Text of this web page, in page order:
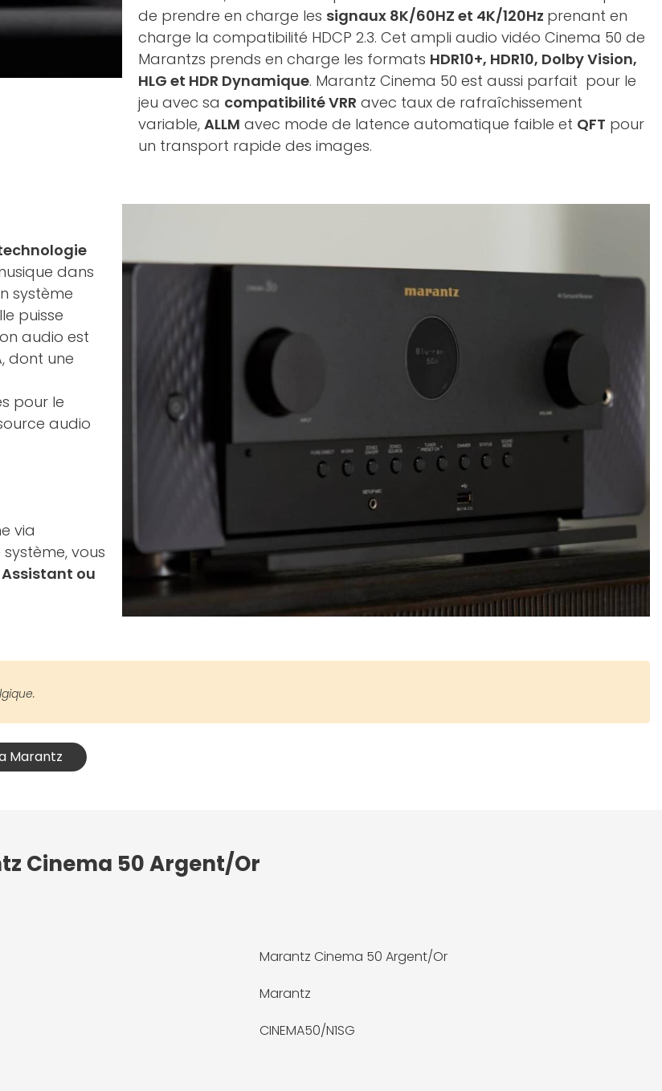
de prendre en charge les signaux 8K/60HZ et 4K/120Hz prenant en
charge la compatibilité HDCP 2.3. Cet ampli audio vidéo Cinema 50 de
Marantzs prends en charge les formats HDR10+, HDR10, Dolby Vision,
HLG et HDR Dynamique. Marantz Cinema 50 est aussi parfait pour le
jeu avec sa compatibilité VRR avec taux de rafraîchissement
variable, ALLM avec mode de latence automatique faible et QFT pour
un transport rapide des images.
dans
système
puisse
audio est
dont une
pour le
audio
via
système, vous
ou
Marantz
Cinema 50 Argent/Or
Marantz Cinema 50 Argent/Or
Marantz
CINEMA50/N1SG